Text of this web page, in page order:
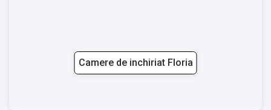
Camere de inchiriat Floria